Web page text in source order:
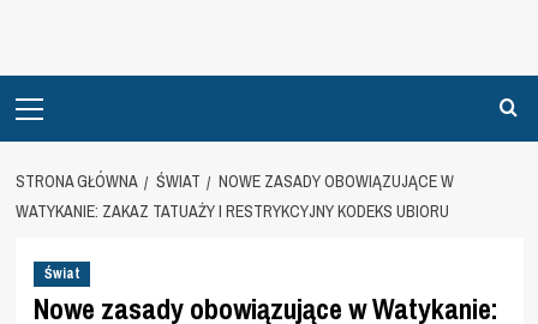
Menu
STRONA GŁÓWNA ŚWIAT
NOWE ZASADY OBOWIĄZUJĄCE W
WATYKANIE: ZAKAZ TATUAŻY I RESTRYKCYJNY KODEKS UBIORU
Świat
Nowe zasady obowiązujące w Watykanie: